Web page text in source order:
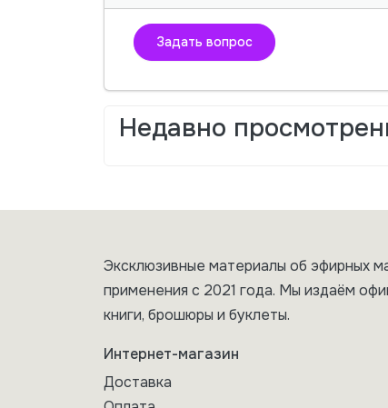
Задать вопрос
Недавно
Эксклюзивные материалы об эфирных
применения с 2021 года. Мы издаём
книги, брошюры и буклеты.
Интернет-магазин
Доставка